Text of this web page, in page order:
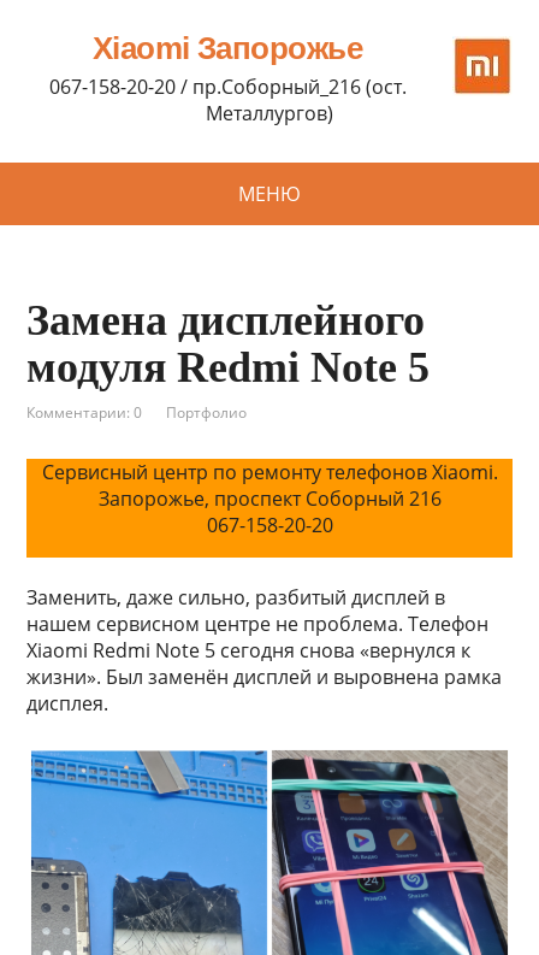
Xiaomi Запорожье
067-158-20-20 / пр.Соборный_216 (ост.
Металлургов)
МЕНЮ
Замена дисплейного
модуля Redmi Note 5
Комментарии: 0 Портфолио
Сервисный центр по ремонту телефонов Xiaomi.
Запорожье, проспект Соборный 216
067-158-20-20
Заменить, даже сильно, разбитый дисплей в
нашем сервисном центре не проблема. Телефон
Xiaomi Redmi Note 5 сегодня снова «вернулся к
жизни». Был заменён дисплей и выровнена рамка
дисплея.